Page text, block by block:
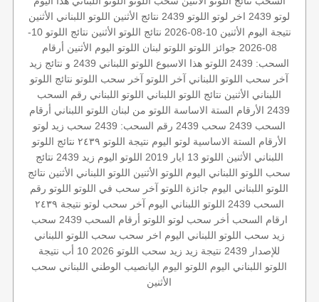
لوتو 2439
اخر لوتو اللوتو 2439 نتائج الأثنين اللوتو اللبناني الأثنين
نتيجة اليوم الأثنين 10-08-2026 نتائج اللوتو الأثنين
نتائج اللوتو 10-
08-2026
جوائز اللوتو اللوتو لبنان اللوتو اليوم الأثنين أرقام
السحب: 2439
اللوتو هذا الاسبوع اللوتو اللبناني 2439 و نتائج زيد
آخر سحب اللوتو اللبناني آخر اللوتو آخر سحب اللوتو نتائج اللوتو
اللبناني الأثنين نتائج اللوتو اللبناني اللوتو اللبناني رقم السحب
2439 الأرقام الستة الاساسة اللوتو من لبنان اللوتو اللبناني أرقام
السحب 2439
سحب 2439 رقم السحب: 2439
سحب زيد لوتو
الأرقام الستة الاساسية لوتو اليوم نتيجة اللوتو ٢٤٣٩
نتائج اللوتو
اللبناني الأثنين اللوتو 13 ايار 2019 اللوتو اليوم زيد 2439
نتائج
سحب اللوتو اللبناني اليوم اللوتو الأثنين اللوتو اللبناني الأثنين نتائج
اللوتو اللبناني اليوم جائزة اللوتو آخر سحب في اللوتو اللوتو رقم
السحب 2439
اللوتو اللبناني اليوم آخر سحب لوتو نتيجة ٢٤٣٩
ارقام السحب أخر سحب لوتو اللوتو أرقام السحب 2439
سحب
زيد سحب اللوتو اللبناني اليوم اخر سحب سحب اللوتو اللبناني
للإصدار 2439
نتيجة زيد زيد سحب اللوتو 2026 10 أب
نتيجة
اللوتو اللبناني اليوم اللوتو اليوم اليانصيب الوطني اللبناني سحب
الأثنين